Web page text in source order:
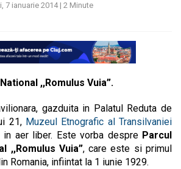
7 ianuarie 2014| 2 Minute
,,Romulus Vuia”.
gazduita in Palatul Reduta de
21, Muzeul Etnografic al Transilvaniei
aer liber. Este vorba despre Parcul
,,Romulus Vuia”, care este si primul
Romania, infiintat la 1 iunie 1929.